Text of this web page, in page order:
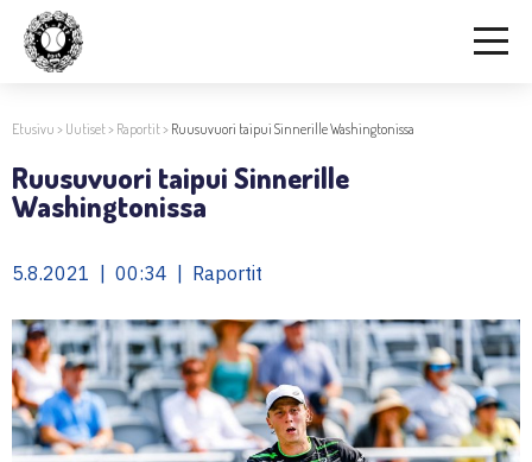
Etusivu > Uutiset> Raportit> Ruusuvuori taipui Sinnerille Washingtonissa
Ruusuvuori taipui Sinnerille
Washingtonissa
5.8.2021 | 00:34 | Raportit